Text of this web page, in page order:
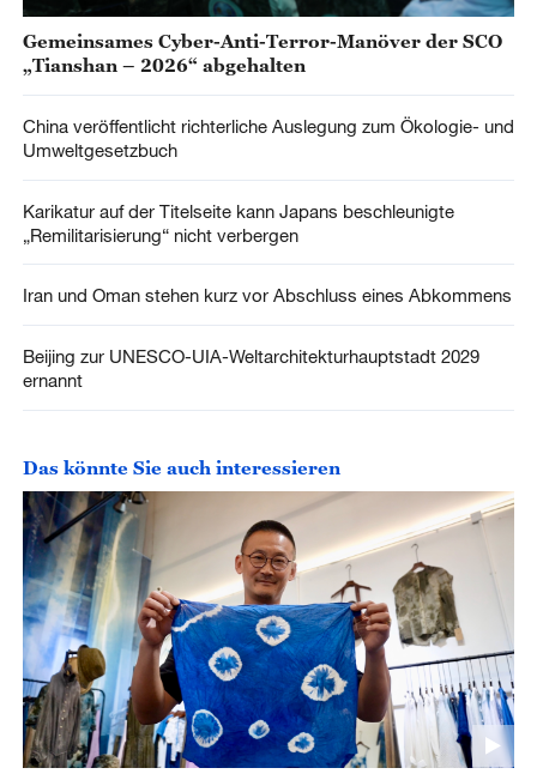
Gemeinsames Cyber-Anti-Terror-Manöver der SCO
„Tianshan – 2026“ abgehalten
China veröffentlicht richterliche Auslegung zum Ökologie- und
Umweltgesetzbuch
Karikatur auf der Titelseite kann Japans beschleunigte
„Remilitarisierung“ nicht verbergen
Iran und Oman stehen kurz vor Abschluss eines Abkommens
Beijing zur UNESCO-UIA-Weltarchitekturhauptstadt 2029
ernannt
Das könnte Sie auch interessieren